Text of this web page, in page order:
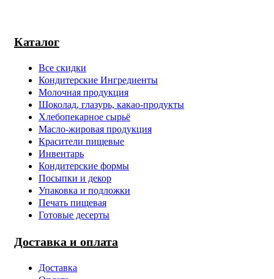
Каталог
Все скидки
Кондитерские Ингредиенты
Молочная продукция
Шоколад, глазурь, какао-продукты
Хлебопекарное сырьё
Масло-жировая продукция
Красители пищевые
Инвентарь
Кондитерские формы
Посыпки и декор
Упаковка и подложки
Печать пищевая
Готовые десерты
Доставка и оплата
Доставка